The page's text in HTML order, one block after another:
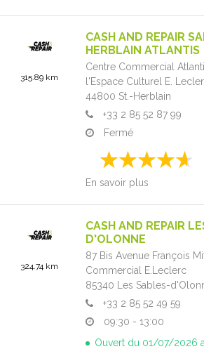
315.89 km
CASH AND REPAIR
HERBLAIN ATLANTIS
Centre Commercial
l'Espace Culturel E.
44800 St.-Herblain
+33 2 85 52 87 99
Fermé
En savoir plus
324.74 km
CASH AND REPAIR
D'OLONNE
87 Bis Avenue François
Commercial E.Leclerc
85340 Les Sables-
+33 2 85 52 49 59
09:30 - 13:00
Ouvert du 01/07/2026